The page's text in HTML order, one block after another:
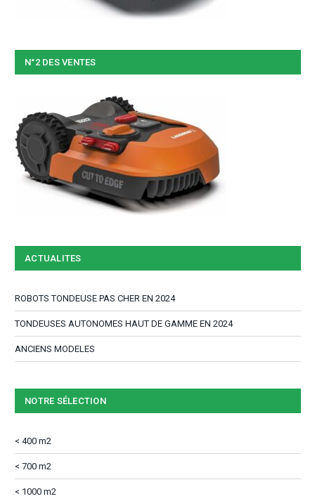
N°2 DES VENTES
ACTUALITES
ROBOTS TONDEUSE PAS CHER EN 2024
TONDEUSES AUTONOMES HAUT DE GAMME EN 2024
ANCIENS MODELES
NOTRE SÉLECTION
< 400 m2
< 700 m2
< 1000 m2